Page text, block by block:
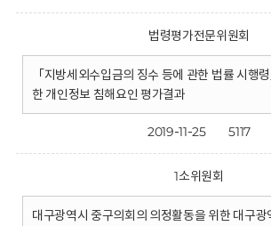
법령평가전문위원회
「지방세외수입금의 징수 등에 관한 법률 시행
한 개인정보 침해요인 평가결과
2019-11-25 5117
1소위원회
대구광역시 중구의회의 의정활동을 위한 대구광